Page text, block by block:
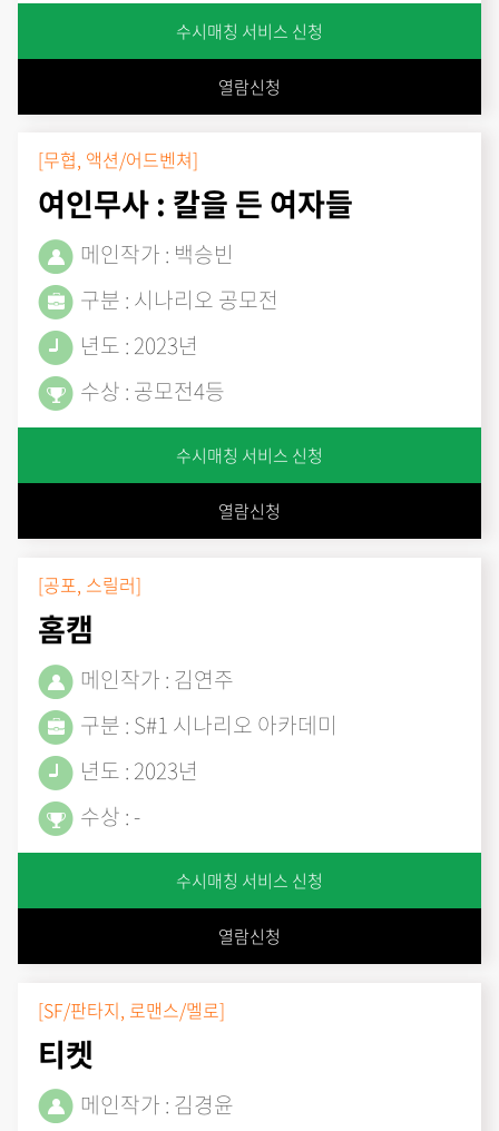
수시매칭 서비스 신청
열람신청
[무협, 액션/어드벤쳐]
여인무사 : 칼을 든 여자들
메인작가 : 백승빈
구분 : 시나리오 공모전
년도 : 2023년
수상 : 공모전4등
수시매칭 서비스 신청
열람신청
[공포, 스릴러]
홈캠
메인작가 : 김연주
구분 : S#1 시나리오 아카데미
년도 : 2023년
수상 : -
수시매칭 서비스 신청
열람신청
[SF/판타지, 로맨스/멜로]
티켓
메인작가 : 김경윤